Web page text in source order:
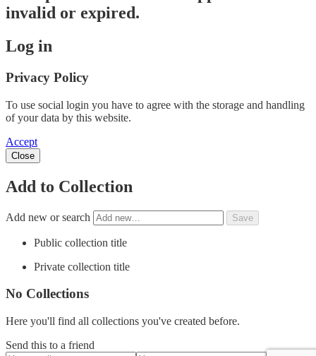
invalid or expired.
Log in
Privacy Policy
To use social login you have to agree with the storage and handling
of your data by this website.
Accept
Close
Add to Collection
Add new or search
Public collection title
Private collection title
No Collections
Here you'll find all collections you've created before.
Send this to a friend